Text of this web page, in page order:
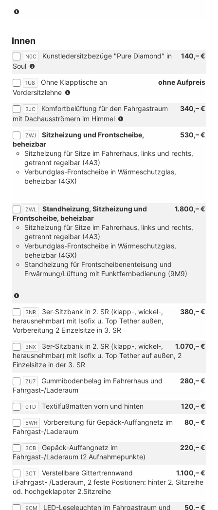
mit
Innen
N0C 140,– €
Kunstledersitzbezüge "Pure Diamond" in
Soul
Verbindung
mit
Türverkleidung
in
Kunsstoff
mit
Inser,
Armauflage
und
Mittelarmlehne
in
und
[1U8]
Ohne
Klapptische
an
Vordersitzlehne)
1U8 ohne Aufpreis
Ohne Klapptische an
Vordersitzlehne
Verbindung
mit
Kunstledersitzbezüge
Diamond"
in
Soul)
3JC 340,– €
Komfortbelüftung für den Fahrgastraum
mit Dachausströmern im Himmel
Verbindung
[ZXC]
Panoramadach
Gittertrennwand
/Laderaum,
feste
hinter
2.
2.Sitzr.)
ZWJ 530,– €
Sitzheizung und Frontscheibe,
beheizbar
Sitzheizung für Sitze im Fahrerhaus, links und rechts,
getrennt regelbar (4A3)
Verbundglas-Frontscheibe in Wärmeschutzglas,
beheizbar (4GX)
ZWL 1.800,– €
Standheizung, Sitzheizung und
Frontscheibe, beheizbar
Sitzheizung für Sitze im Fahrerhaus, links und rechts,
getrennt regelbar (4A3)
Verbundglas-Frontscheibe in Wärmeschutzglas,
beheizbar (4GX)
Standheizung für Frontscheibenenteisung und
Erwärmung/Lüftung mit Funktfernbedienung (9M9)
Verbindung
mit
TDI
und
[7E0]
Ohne
Wärmespeicher/Zusatzheizung)
3NR 380,– €
3er-Sitzbank in 2. SR (klapp-, wickel-,
herausnehmbar) mit Isofix u. Top Tether außen,
Vorbereitung 2 Einzelsitze in 3. SR
3NX 1.070,– €
3er-Sitzbank in 2. SR (klapp-, wickel-,
herausnehmbar) mit Isofix u. Top Tether auf außen, 2
Einzelsitze in der 3. SR
ZU7 280,– €
Gummibodenbelag im Fahrerhaus und
Fahrgast-/Laderaum
0TD 120,– €
Textilfußmatten vorn und hinten
5WH 80,– €
Vorbereitung für Gepäck-Auffangnetz im
Fahrgast-/Laderaum
3CB 220,– €
Gepäck-Auffangnetz im
Fahrgast-/Laderaum (2 Aufnahmepunkte)
3CT 1.100,– €
Verstellbare Gittertrennwand
i.Fahrgast- /Laderaum, 2 feste Positionen: hinter 2. Sitzreihe
od. hochgeklappter 2.Sitzreihe
9CM 50,– €
LED-Leseleuchten im Fahrgastraum und